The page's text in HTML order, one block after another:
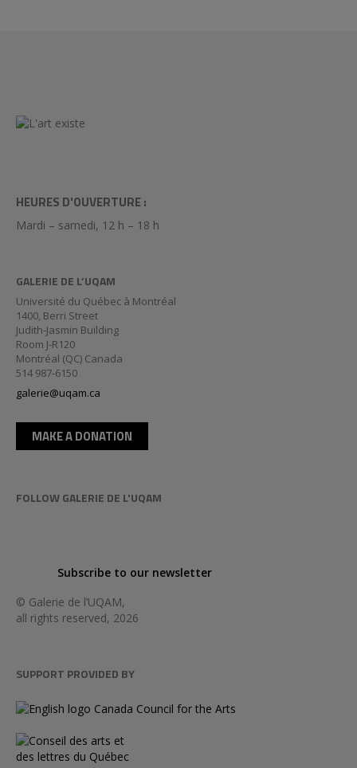
HEURES D'OUVERTURE :
Mardi – samedi, 12 h – 18 h
GALERIE DE L’UQAM
Université du Québec à Montréal
1400, Berri Street
Judith-Jasmin Building
Room J-R120
Montréal (QC) Canada
514 987-6150
galerie@uqam.ca
MAKE A DONATION
FOLLOW GALERIE DE L'UQAM
Subscribe to our newsletter
© Galerie de l’UQAM,
all rights reserved, 2026
SUPPORT PROVIDED BY